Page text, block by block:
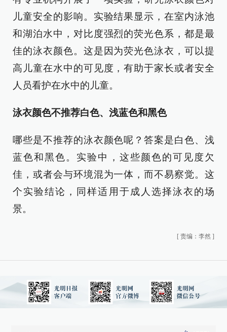
儿童安全的影响。实验结果显示，在室内泳池
和湖泊水中，对比度强烈的荧光色系，都是最
佳的泳衣颜色。这是因为荧光色泳衣，可以提
高儿童在水中的可见度，有助于家长或者安全
人员看护在水中的儿童。
泳衣颜色不推荐白色、浅蓝色和黑色
哪些是不推荐的泳衣颜色呢？答案是白色、浅
蓝色和黑色。实验中，这些颜色的可见度欠
佳，或者会与环境混为一体，而不易察觉。这
个实验结论，同样适用于成人选择泳衣的场
景。
[ 责编：李然 ]